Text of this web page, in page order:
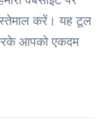
करें। यह टूल
आपको एकदम